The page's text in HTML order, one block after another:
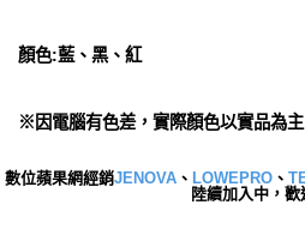
顏色:藍、黑、紅
※因電腦有色差，實際顏色以實品為主
數位蘋果網經銷JENOVA 、 LOWEPRO 、
陸續加入中，歡